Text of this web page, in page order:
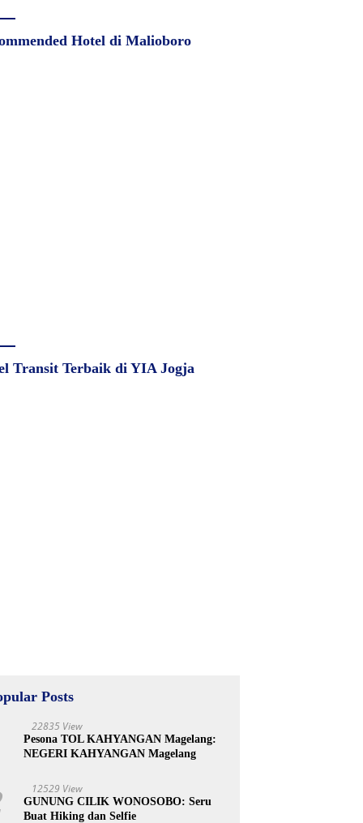
Hotel di Malioboro
Transit Terbaik di YIA Jogja
Posts
22835 View
Pesona TOL KAHYANGAN Magelang:
NEGERI KAHYANGAN Magelang
12529 View
GUNUNG CILIK WONOSOBO: Seru
Buat Hiking dan Selfie